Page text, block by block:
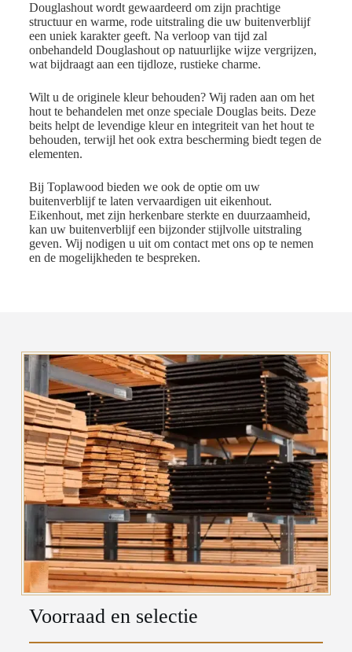
Douglashout wordt gewaardeerd om zijn prachtige
structuur en warme, rode uitstraling die uw buitenverblijf
een uniek karakter geeft. Na verloop van tijd zal
onbehandeld Douglashout op natuurlijke wijze vergrijzen,
wat bijdraagt aan een tijdloze, rustieke charme.
Wilt u de originele kleur behouden? Wij raden aan om het
hout te behandelen met onze speciale Douglas beits. Deze
beits helpt de levendige kleur en integriteit van het hout te
behouden, terwijl het ook extra bescherming biedt tegen de
elementen.
Bij Toplawood bieden we ook de optie om uw
buitenverblijf te laten vervaardigen uit eikenhout.
Eikenhout, met zijn herkenbare sterkte en duurzaamheid,
kan uw buitenverblijf een bijzonder stijlvolle uitstraling
geven. Wij nodigen u uit om contact met ons op te nemen
en de mogelijkheden te bespreken.
Voorraad en selectie